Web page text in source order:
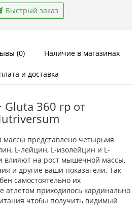
Быстрый заказ
(0) Наличие в магазинах
и доставка
Gluta 360 гр от
представлено четырьмя
L-лейцин, L-изолейцин и L-
влияют на рост мышечной массы,
и другие ваши показатели. Так
самостоятельно их
атлетом приходилось кардинально
чтобы получить видимый